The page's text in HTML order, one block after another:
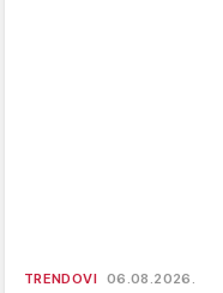
TRENDOVI 06.08.2026.